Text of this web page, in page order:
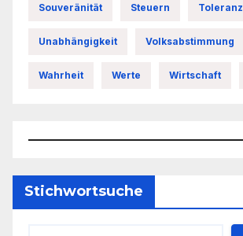
Souveränität Steuern Toleranz
Unabhängigkeit Volksabstimmung
Wahrheit Werte Wirtschaft
Stichwortsuche